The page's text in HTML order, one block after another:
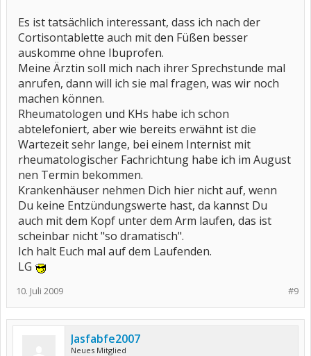
Es ist tatsächlich interessant, dass ich nach der
Cortisontablette auch mit den Füßen besser
auskomme ohne Ibuprofen.
Meine Ärztin soll mich nach ihrer Sprechstunde mal
anrufen, dann will ich sie mal fragen, was wir noch
machen können.
Rheumatologen und KHs habe ich schon
abtelefoniert, aber wie bereits erwähnt ist die
Wartezeit sehr lange, bei einem Internist mit
rheumatologischer Fachrichtung habe ich im August
nen Termin bekommen.
Krankenhäuser nehmen Dich hier nicht auf, wenn
Du keine Entzündungswerte hast, da kannst Du
auch mit dem Kopf unter dem Arm laufen, das ist
scheinbar nicht "so dramatisch".
Ich halt Euch mal auf dem Laufenden.
LG
#9
10. Juli 2009
Jasfabfe2007
Neues Mitglied